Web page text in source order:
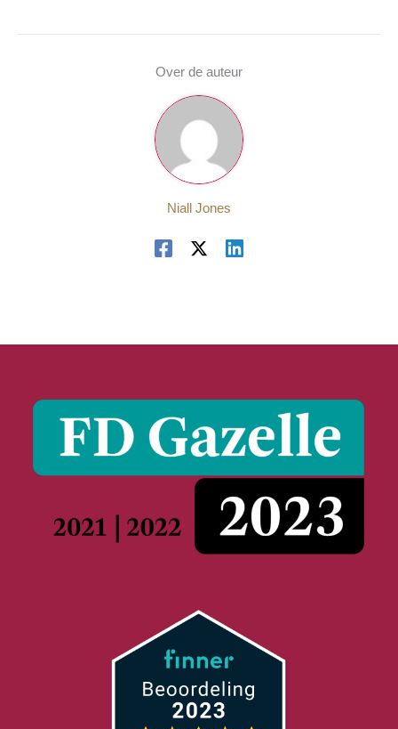
Over de auteur
Niall Jones